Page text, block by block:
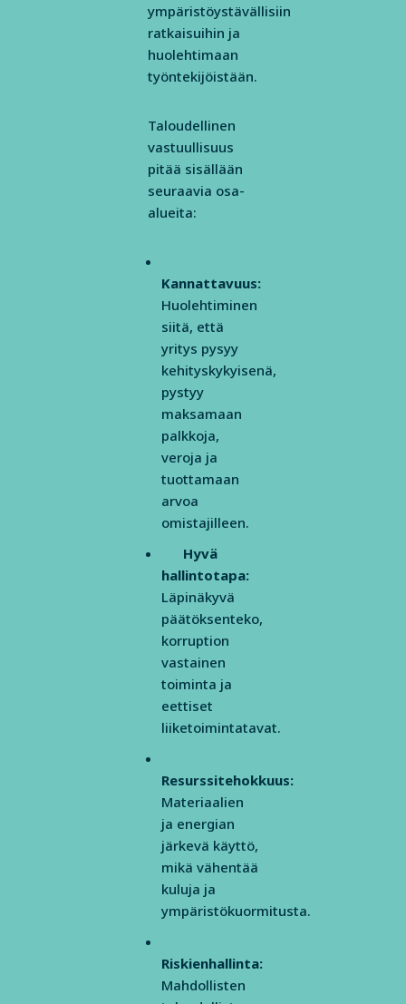
ympäristöystävällisiin
ratkaisuihin ja
huolehtimaan
työntekijöistään.
Taloudellinen
vastuullisuus
pitää sisällään
seuraavia osa-
alueita:
Kannattavuus:
Huolehtiminen
siitä, että
yritys pysyy
kehityskykyisenä,
pystyy
maksamaan
palkkoja,
veroja ja
tuottamaan
arvoa
omistajilleen.
Hyvä
hallintotapa:
Läpinäkyvä
päätöksenteko,
korruption
vastainen
toiminta ja
eettiset
liiketoimintatavat.
Resurssitehokkuus:
Materiaalien
ja energian
järkevä käyttö,
mikä vähentää
kuluja ja
ympäristökuormitusta.
Riskienhallinta:
Mahdollisten